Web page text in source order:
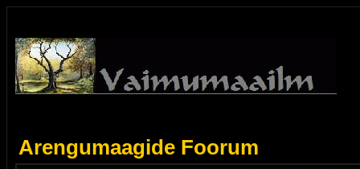
Arengumaagide Foorum